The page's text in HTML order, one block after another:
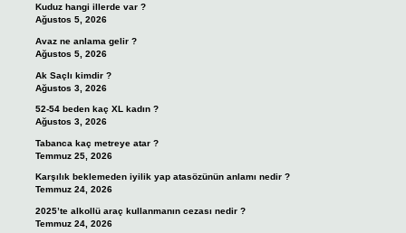
Kuduz hangi illerde var ?
Ağustos 5, 2026
Avaz ne anlama gelir ?
Ağustos 5, 2026
Ak Saçlı kimdir ?
Ağustos 3, 2026
52-54 beden kaç XL kadın ?
Ağustos 3, 2026
Tabanca kaç metreye atar ?
Temmuz 25, 2026
Karşılık beklemeden iyilik yap atasözünün anlamı nedir ?
Temmuz 24, 2026
2025’te alkollü araç kullanmanın cezası nedir ?
Temmuz 24, 2026